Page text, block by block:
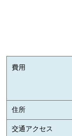
費用
住所
交通アクセス